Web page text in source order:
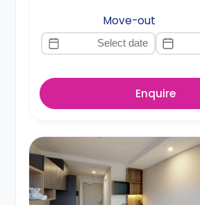
Move-out
Enquire